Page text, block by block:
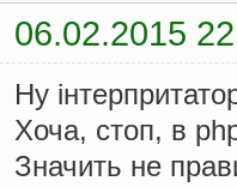
06.02.2015
Ну
Хоча, стоп, в
Значить не